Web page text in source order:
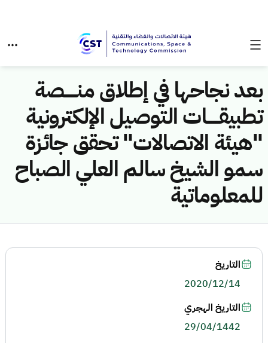
بعد نجاحها في إطلاق منــــــصة
تطبيقــــــات التوصيل الإلكترونية
"هيئة الاتصالات" تحقق جائزة
سمو الشيخ سالم العلي الصباح
للمعلوماتية
التاريخ
2020/12/14
التاريخ الهجري
29/04/1442